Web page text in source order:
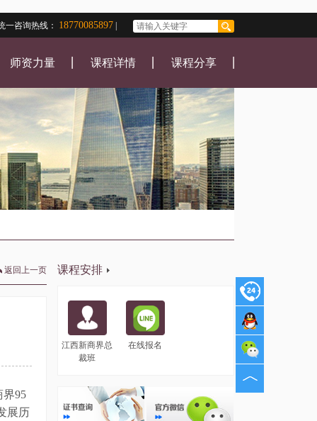
咨询热线： 18770085897
师资力量 课程详情 课程分享
返回上一页
界95
展历
课程安排
江西新商界总
裁班
在线报名